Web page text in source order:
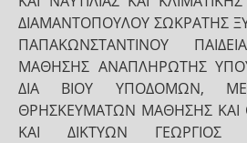
ΔΙΑΜΑΝΤΟΠΟΥΛΟΥ ΣΩΚΡΑΤΗΣ
ΠΑΠΑΚΩΝΣΤΑΝΤΙΝΟΥ
ΜΑΘΗΣΗΣ ΑΝΑΠΛΗΡΩΤΗΣ
ΔΙΑ ΒΙΟΥ ΥΠΟΔΟΜΩΝ,
ΘΡΗΣΚΕΥΜΑΤΩΝ ΜΑΘΗΣΗΣ
ΚΑΙ ΔΙΚΤΥΩΝ ΓΕΩΡΓΙΟΣ